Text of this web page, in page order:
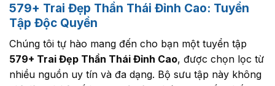
579+ Trai Đẹp Thần Thái Đỉnh Cao: Tuyển
Tập Độc Quyền
Chúng tôi tự hào mang đến cho bạn một tuyển tập
579+ Trai Đẹp Thần Thái Đỉnh Cao, được chọn lọc từ
nhiều nguồn uy tín và đa dạng. Bộ sưu tập này không